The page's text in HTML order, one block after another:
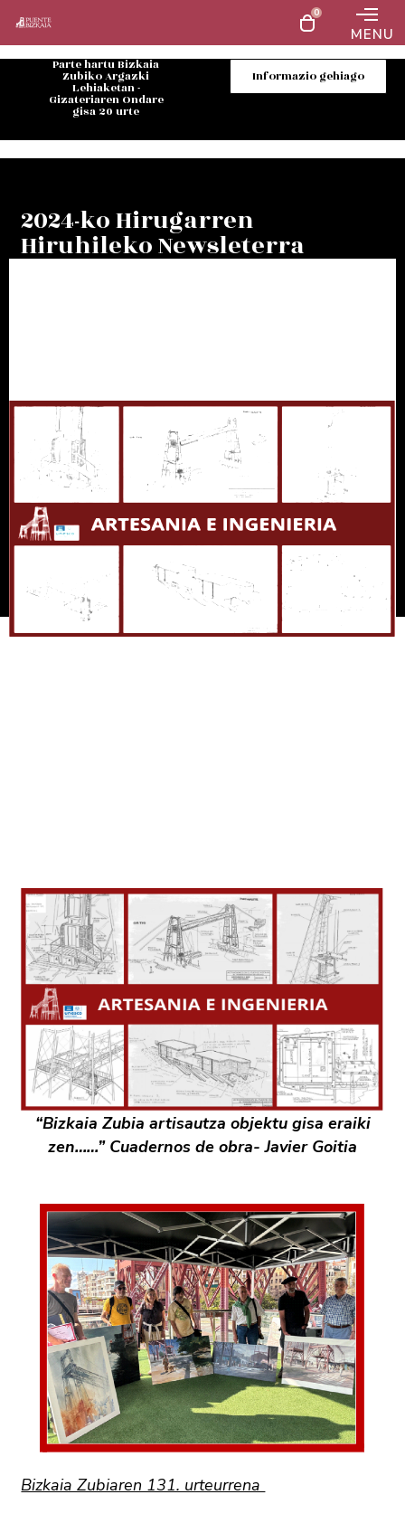
0
MENU
Parte hartu Bizkaia
Zubiko Argazki
Lehiaketan -
Gizateriaren Ondare
gisa 20 urte
Informazio gehiago
2024-ko Hirugarren
Hiruhileko Newsleterra
“Bizkaia Zubia artisautza objektu gisa eraiki
zen……” Cuadernos de obra- Javier Goitia
Bizkaia Zubiaren 131. urteurrena